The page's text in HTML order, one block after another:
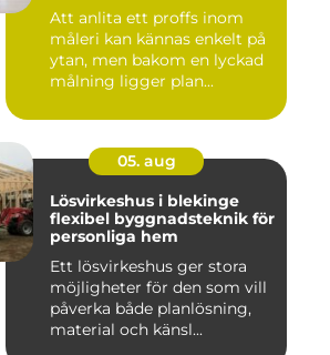
Att anlita ett proffs inom
måleri kan kännas enkelt på
ytan, men bakom en lyckad
målning ligger plan...
05. aug
Lösvirkeshus i blekinge
flexibel byggnadsteknik för
personliga hem
Ett lösvirkeshus ger stora
möjligheter för den som vill
påverka både planlösning,
material och känsl...